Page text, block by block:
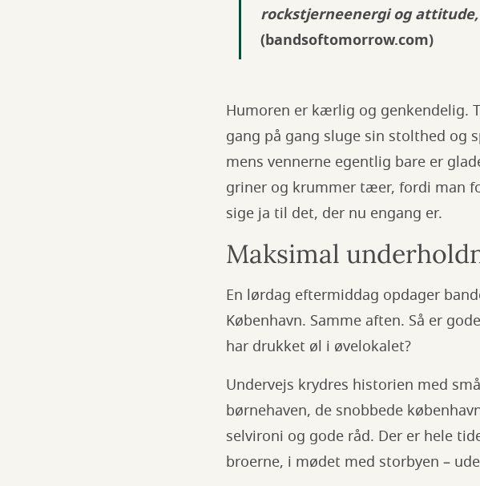
rockstjerneenergi og
(bandsoftomorrow.com)
Humoren er kærlig og genkendelig.
gang på gang sluge sin stolthed og
mens vennerne egentlig bare er
griner og krummer tæer, fordi man
sige ja til det, der nu engang er.
Maksimal
En lørdag eftermiddag opdager
København. Samme aften. Så er
har drukket øl i øvelokalet?
Undervejs krydres historien med
børnehaven, de snobbede
selvironi og gode råd. Der er hele
broerne, i mødet med storbyen –